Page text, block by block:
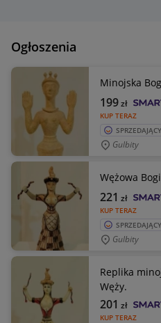
Ogłoszenia
Minojska
KUP TERAZ
199zł
Gulbity
Wężowa
KUP TERAZ
221 zł
Gulbity
Replika
Węży.
KUP TERAZ
201 zł